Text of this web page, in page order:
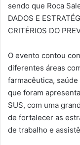
sendo que Roca
DADOS E
CRITÉRIOS DO
O evento contou
diferentes áreas
farmacêutica,
que foram
SUS, com uma
de fortalecer as
de trabalho e